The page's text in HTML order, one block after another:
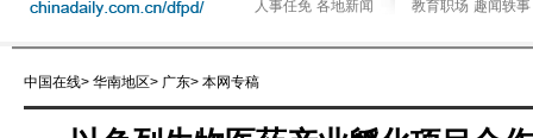
人事任免 各地新闻
教育职场 趣闻轶事
中国在线> 华南地区> 广东> 本网专稿